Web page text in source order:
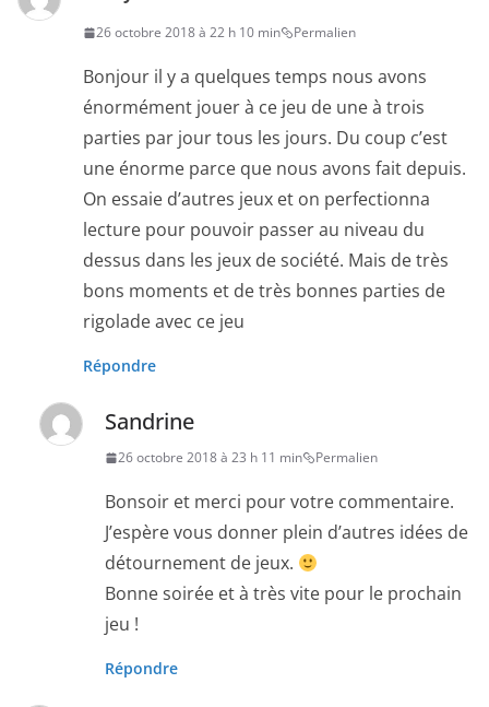
26 octobre 2018 à 22 h 10 min Permalien
Bonjour il y a quelques temps nous avons
énormément jouer à ce jeu de une à trois
parties par jour tous les jours. Du coup c’est
une énorme parce que nous avons fait depuis.
On essaie d’autres jeux et on perfectionna
lecture pour pouvoir passer au niveau du
dessus dans les jeux de société. Mais de très
bons moments et de très bonnes parties de
rigolade avec ce jeu
Répondre
Sandrine
26 octobre 2018 à 23 h 11 min Permalien
Bonsoir et merci pour votre commentaire.
J’espère vous donner plein d’autres idées de
détournement de jeux.
Bonne soirée et à très vite pour le prochain
jeu !
Répondre